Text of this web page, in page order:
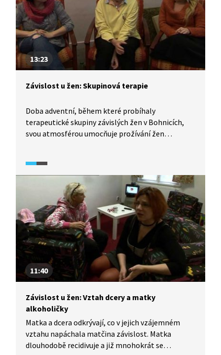
13:23
Závislost u žen: Skupinová terapie
Doba adventní, během které probíhaly
terapeutické skupiny závislých žen v Bohnicích,
svou atmosférou umocňuje prožívání žen
provázanost s problémy závislosti. Ukazuje se, že
jde o spojené nádoby.
11:40
Závislost u žen: Vztah dcery a matky
alkoholičky
Matka a dcera odkrývají, co v jejich vzájemném
vztahu napáchala matčina závislost. Matka
dlouhodobě recidivuje a již mnohokrát se